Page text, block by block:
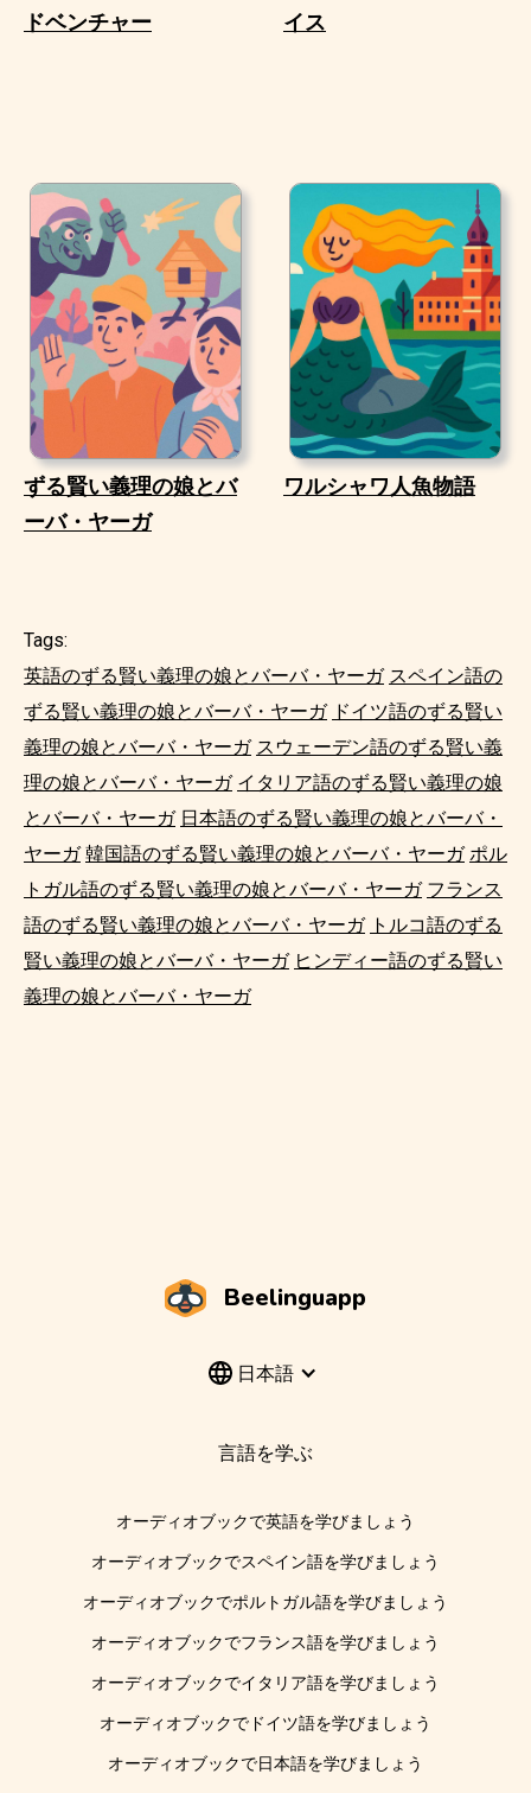
ドベンチャー イス
ずる賢い義理の娘とバ
ーバ・ヤーガ
ワルシャワ人魚物語
Tags:
英語のずる賢い義理の娘とバーバ・ヤーガ スペイン語の
ずる賢い義理の娘とバーバ・ヤーガ ドイツ語のずる賢い
義理の娘とバーバ・ヤーガ スウェーデン語のずる賢い義
理の娘とバーバ・ヤーガ イタリア語のずる賢い義理の娘
とバーバ・ヤーガ 日本語のずる賢い義理の娘とバーバ・
ヤーガ 韓国語のずる賢い義理の娘とバーバ・ヤーガ ポル
トガル語のずる賢い義理の娘とバーバ・ヤーガ フランス
語のずる賢い義理の娘とバーバ・ヤーガ トルコ語のずる
賢い義理の娘とバーバ・ヤーガ ヒンディー語のずる賢い
義理の娘とバーバ・ヤーガ
Beelinguapp
日本語
言語を学ぶ
オーディオブックで英語を学びましょう
オーディオブックでスペイン語を学びましょう
オーディオブックでポルトガル語を学びましょう
オーディオブックでフランス語を学びましょう
オーディオブックでイタリア語を学びましょう
オーディオブックでドイツ語を学びましょう
オーディオブックで日本語を学びましょう